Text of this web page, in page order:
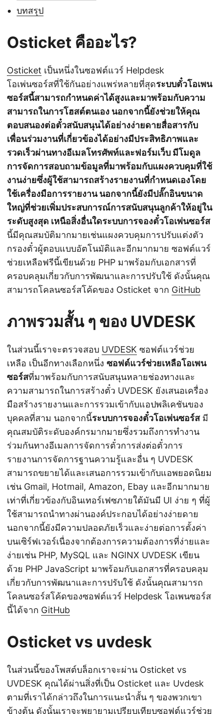
บทสรุป
Osticket คืออะไร?
Osticket เป็นหนึ่งในซอฟต์แวร์ Helpdesk
โอเพ่นซอร์สที่ใช้กันอย่างแพร่หลายที่สุดระบบตั๋วโอเพน
ซอร์สนี้สามารถกำหนดค่าได้สูงและมาพร้อมกับความ
สามารถในการโฮสต์ตนเอง นอกจากนี้ยังช่วยให้คุณ
ตอบสนองต่อตั๋วสนับสนุนได้อย่างง่ายดายสื่อสารกับ
เพื่อนร่วมงานที่เกี่ยวข้องได้อย่างมีประสิทธิภาพและ
รวดเร็วผ่านทางอีเมลโทรศัพท์และฟอร์มเว็บ มีโมดูล
การจัดการสอบถามข้อมูลที่มาพร้อมกับแผงควบคุมที่ใช้
งานง่ายซึ่งผู้ใช้สามารถสร้างรายงานที่กำหนดเองโดย
ใช้เครื่องมือการรายงาน นอกจากนี้ยังมีปลั๊กอินขนาด
ใหญ่ที่ช่วยเพิ่มประสบการณ์การสนับสนุนลูกค้าให้อยู่ใน
ระดับสูงสุด เหนือสิ่งอื่นใดระบบการจองตั๋วโอเพ่นซอร์ส
นี้มีคุณสมบัติมากมายเช่นแผงควบคุมการปรับแต่งตัว
กรองตั๋วผู้ตอบแบบอัตโนมัติและอีกมากมาย ซอฟต์แวร์
ช่วยเหลือฟรีนี้เขียนด้วย PHP มาพร้อมกับเอกสารที่
ครอบคลุมเกี่ยวกับการพัฒนาและการปรับใช้ ดังนั้นคุณ
สามารถโคลนซอร์สโค้ดของ Osticket จาก GitHub
ภาพรวมสั้น ๆ ของ UVDESK
ในส่วนนี้เราจะตรวจสอบ UVDESK ซอฟต์แวร์ช่วย
เหลือ เป็นอีกทางเลือกหนึ่ง ซอฟต์แวร์ช่วยเหลือโอเพน
ซอร์สที่มาพร้อมกับการสนับสนุนหลายช่องทางและ
ความสามารถในการสร้างตั๋ว UVDESK ยังเสนอเครื่อง
มือสร้างรายงานและการรวมเข้ากับแอปพลิเคชันของ
บุคคลที่สาม นอกจากนี้ระบบการจองตั๋วโอเพ่นซอร์สมี
คุณสมบัติระดับองค์กรมากมายซึ่งรวมถึงการทำงาน
ร่วมกันทางอีเมลการจัดการตั๋วการส่งต่อตั๋วการ
รายงานการจัดการฐานความรู้และอื่น ๆ UVDESK
สามารถขยายได้และเสนอการรวมเข้ากับแอพยอดนิยม
เช่น Gmail, Hotmail, Amazon, Ebay และอีกมากมาย
เท่าที่เกี่ยวข้องกับอินเทอร์เฟซภายใต้มันมี UI ง่าย ๆ ที่ผู้
ใช้สามารถนำทางผ่านองค์ประกอบได้อย่างง่ายดาย
นอกจากนี้ยังมีความปลอดภัยเร็วและง่ายต่อการตั้งค่า
บนเซิร์ฟเวอร์เนื่องจากต้องการความต้องการที่ง่ายและ
ง่ายเช่น PHP, MySQL และ NGINX UVDESK เขียน
ด้วย PHP JavaScript มาพร้อมกับเอกสารที่ครอบคลุม
เกี่ยวกับการพัฒนาและการปรับใช้ ดังนั้นคุณสามารถ
โคลนซอร์สโค้ดของซอฟต์แวร์ Helpdesk โอเพนซอร์ส
นี้ได้จาก GitHub
Osticket vs uvdesk
ในส่วนนี้ของโพสต์บล็อกเราจะผ่าน Osticket vs
UVDESK คุณได้ผ่านสิ่งที่เป็น Osticket และ Uvdesk
ตามที่เราได้กล่าวถึงในการแนะนำสั้น ๆ ของพวกเขา
ข้างต้น ดังนั้นเราจะพยายามเปรียบเทียบซอฟต์แวร์ช่วย